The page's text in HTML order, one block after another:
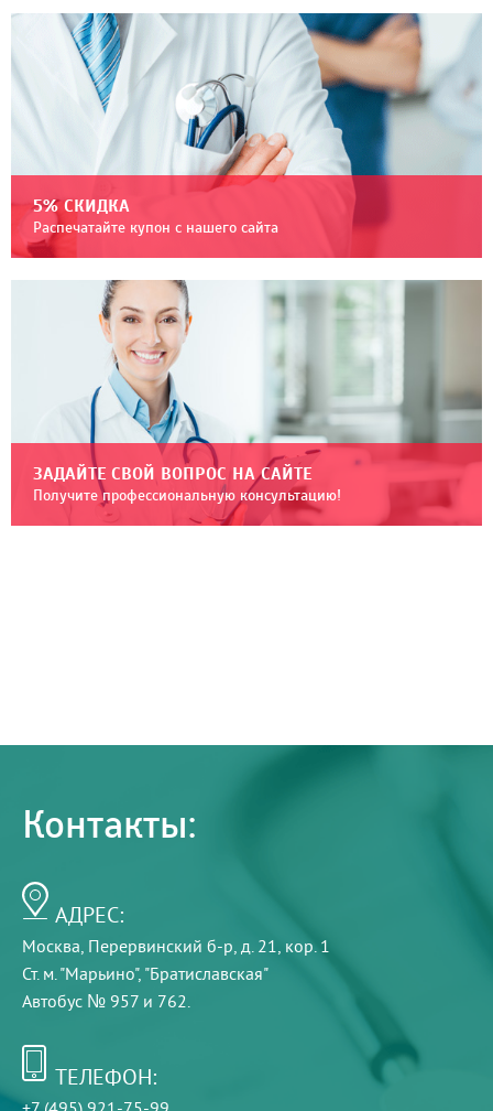
5% СКИДКА
Распечатайте купон с нашего сайта
ЗАДАЙТЕ СВОЙ ВОПРОС НА САЙТЕ
Получите профессиональную консультацию!
Контакты:
АДРЕС:
Москва, Перервинский б-р, д. 21, кор. 1
Ст. м. "Марьино", "Братиславская"
Автобус № 957 и 762.
ТЕЛЕФОН: